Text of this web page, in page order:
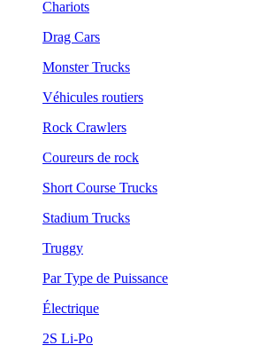
Chariots
Drag Cars
Monster Trucks
Véhicules routiers
Rock Crawlers
Coureurs de rock
Short Course Trucks
Stadium Trucks
Truggy
Par Type de Puissance
Électrique
2S Li-Po